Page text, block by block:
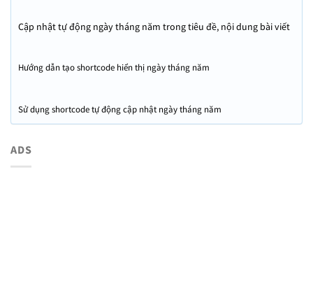
Cập nhật tự động ngày tháng năm trong tiêu đề, nội dung bài viết
Hướng dẫn tạo shortcode hiển thị ngày tháng năm
Sử dụng shortcode tự động cập nhật ngày tháng năm
ADS